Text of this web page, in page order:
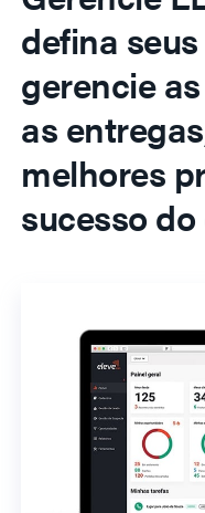
defina
gerencie
as
melhores
sucesso